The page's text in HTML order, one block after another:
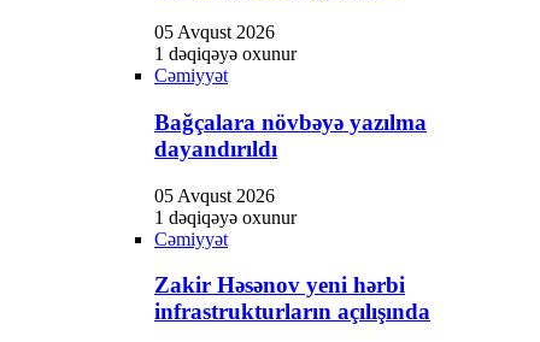
05 Avqust 2026
1 dəqiqəyə oxunur
Cəmiyyət
Bağçalara növbəyə yazılma
dayandırıldı
05 Avqust 2026
1 dəqiqəyə oxunur
Cəmiyyət
Zakir Həsənov yeni hərbi
infrastrukturların açılışında